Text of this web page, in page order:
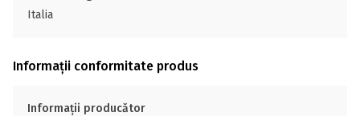
Italia
Informații conformitate produs
Informații producător